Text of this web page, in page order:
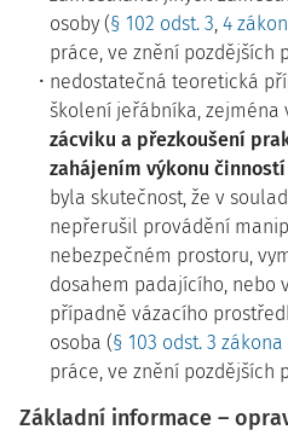
osoby (§ 102 odst. 3, 4
práce, ve znění pozdějších
nedostatečná teoretická
školení jeřábníka, zejména
zácviku a přezkoušení
zahájením výkonu
byla skutečnost, že v
nepřerušil provádění
nebezpečném prostoru,
dosahem padajícího, nebo
případně vázacího
osoba (§ 103 odst. 3
práce, ve znění pozdějších
Základní informace –